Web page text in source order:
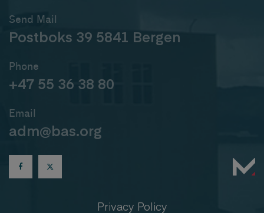
Send Mail
Postboks 39 5841 Bergen
Phone
+47 55 36 38 80
Email
adm@bas.org
Privacy Policy